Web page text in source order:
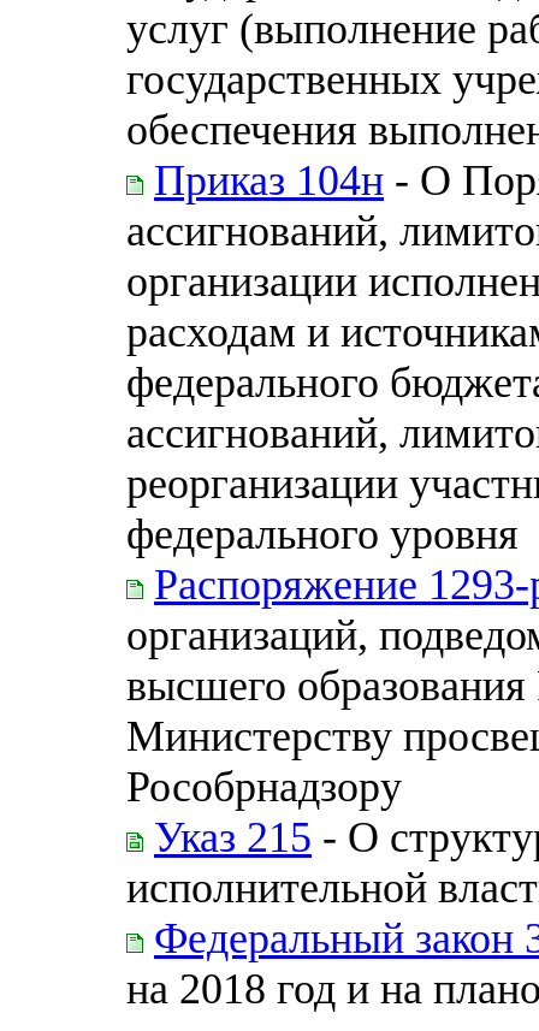
услуг (выполнение
государственных
обеспечения
Приказ 104н - О
ассигнований,
организации
расходам и
федерального
ассигнований,
реорганизации
федерального уровня
Распоряжение 1293-
организаций,
высшего
Министерству
Рособрнадзору
Указ 215 - О
исполнительной
Федеральный закон
на 2018 год и на